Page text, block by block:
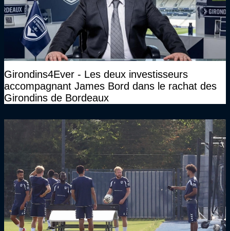
Girondins4Ever - Les deux investisseurs
accompagnant James Bord dans le rachat des
Girondins de Bordeaux